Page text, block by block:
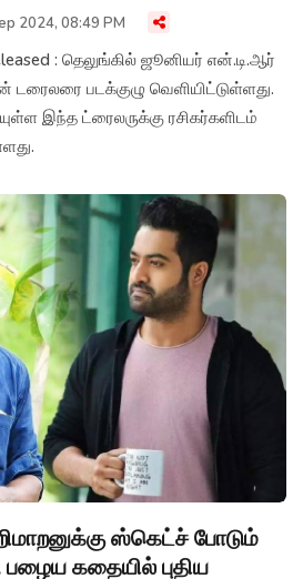
2024, 08:49 PM
: தெலுங்கில் ஜூனியர் என்.டி.ஆர்
டரைலரை படக்குழு வெளியிட்டுள்ளது.
இந்த ட்ரைலருக்கு ரசிகர்களிடம்
ஸ்கெட்ச் போடும்
கதையில் புதிய